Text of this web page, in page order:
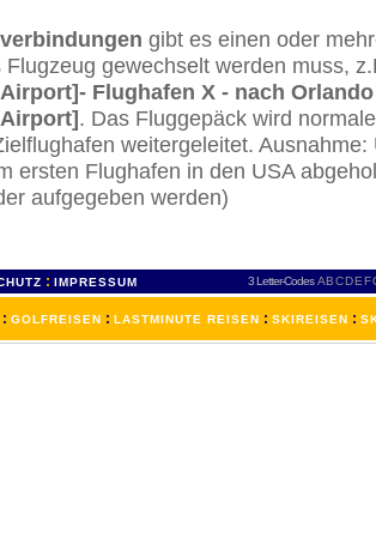
gibt es einen oder
Flugzeug gewechselt werden muss,
Flughafen X - nach
. Das Fluggepäck wird
weitergeleitet.
ersten Flughafen in den USA
aufgegeben werden)
: IMPRESSUM 3 Letter-Codes ABCDEF
: GOLFREISEN : LASTMINUTE REISEN : SKIREISEN :